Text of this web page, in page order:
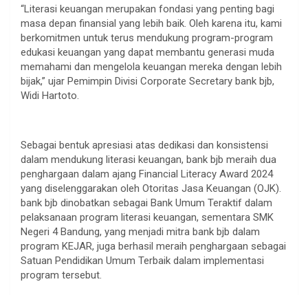
“Literasi keuangan merupakan fondasi yang penting bagi
masa depan finansial yang lebih baik. Oleh karena itu, kami
berkomitmen untuk terus mendukung program-program
edukasi keuangan yang dapat membantu generasi muda
memahami dan mengelola keuangan mereka dengan lebih
bijak,” ujar Pemimpin Divisi Corporate Secretary bank bjb,
Widi Hartoto.
Sebagai bentuk apresiasi atas dedikasi dan konsistensi
dalam mendukung literasi keuangan, bank bjb meraih dua
penghargaan dalam ajang Financial Literacy Award 2024
yang diselenggarakan oleh Otoritas Jasa Keuangan (OJK).
bank bjb dinobatkan sebagai Bank Umum Teraktif dalam
pelaksanaan program literasi keuangan, sementara SMK
Negeri 4 Bandung, yang menjadi mitra bank bjb dalam
program KEJAR, juga berhasil meraih penghargaan sebagai
Satuan Pendidikan Umum Terbaik dalam implementasi
program tersebut.